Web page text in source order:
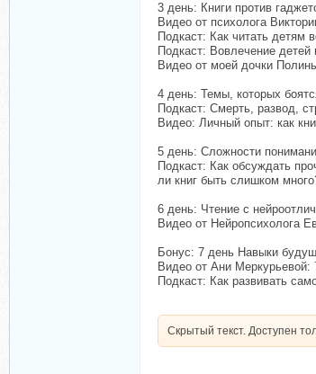
3 день: Книги против
Видео от психолога
Подкаст: Как читать детям
Подкаст: Вовлечение детей
Видео от моей дочки
4 день: Темы, которых
Подкаст: Смерть, развод,
Видео: Личный опыт: как
5 день: Сложности
Подкаст: Как обсуждать
ли книг быть слишком
6 день: Чтение с
Видео от Нейропсихолога
Бонус: 7 день Навыки
Видео от Ани Меркурьевой:
Подкаст: Как развивать
Скрытый текст. Доступен